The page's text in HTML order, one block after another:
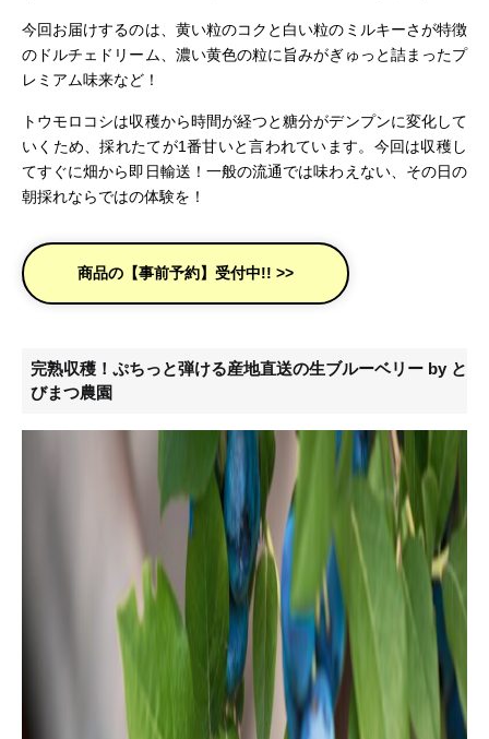
今回お届けするのは、黄い粒のコクと白い粒のミルキーさが特徴
のドルチェドリーム、濃い黄色の粒に旨みがぎゅっと詰まったプ
レミアム味来など！
トウモロコシは収穫から時間が経つと糖分がデンプンに変化して
いくため、採れたてが1番甘いと言われています。今回は収穫し
てすぐに畑から即日輸送！一般の流通では味わえない、その日の
朝採れならではの体験を！
商品の【事前予約】受付中!! >>
完熟収穫！ぷちっと弾ける産地直送の生ブルーベリー by と
びまつ農園